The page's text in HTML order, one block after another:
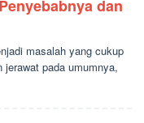
dan
masalah yang cukup
pada umumnya,